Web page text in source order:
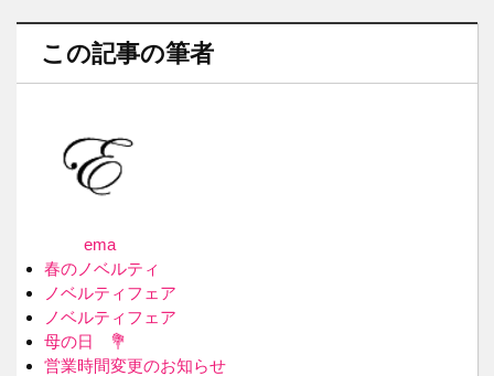
この記事の筆者
ema
春のノベルティ
ノベルティフェア
ノベルティフェア
母の日 💐
営業時間変更のお知らせ